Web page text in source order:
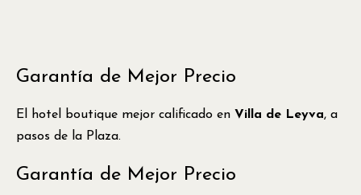
Garantía de Mejor Precio
El hotel boutique mejor calificado en Villa de Leyva, a
pasos de la Plaza.
Garantía de Mejor Precio